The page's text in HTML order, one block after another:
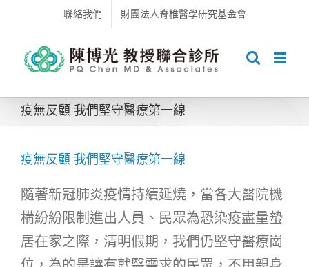
content
聯絡我們 財團法人脊椎醫學研究基金會
疫無反顧 我們堅守醫療第一線
疫無反顧 我們堅守醫療第一線
隨著新冠肺炎疫情持續延燒，當各大醫院機
構紛紛限制進出人員、民眾為恐染疫盡量蟄
居在家之際，清明假期，我們仍堅守醫療崗